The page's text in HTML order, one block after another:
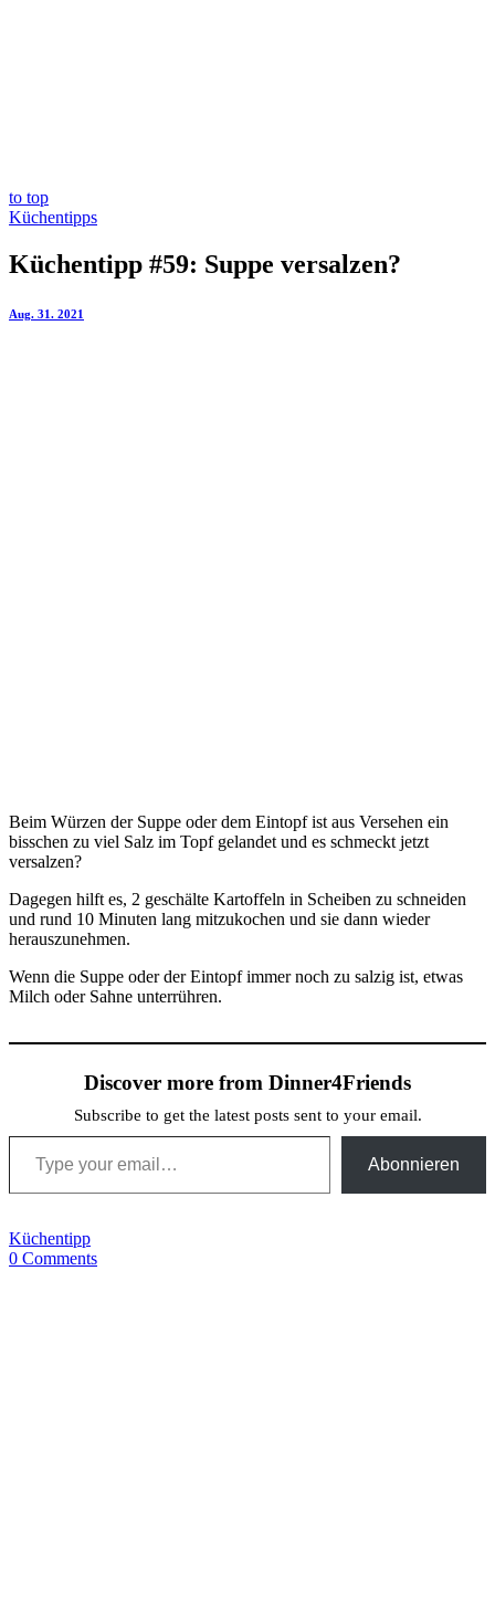
to top
Küchentipps
Küchentipp #59: Suppe versalzen?
Aug. 31. 2021
Beim Würzen der Suppe oder dem Eintopf ist aus Versehen ein
bisschen zu viel Salz im Topf gelandet und es schmeckt jetzt
versalzen?
Dagegen hilft es, 2 geschälte Kartoffeln in Scheiben zu schneiden
und rund 10 Minuten lang mitzukochen und sie dann wieder
herauszunehmen.
Wenn die Suppe oder der Eintopf immer noch zu salzig ist, etwas
Milch oder Sahne unterrühren.
Discover more from Dinner4Friends
Subscribe to get the latest posts sent to your email.
Type your email…
Abonnieren
Küchentipp
0 Comments